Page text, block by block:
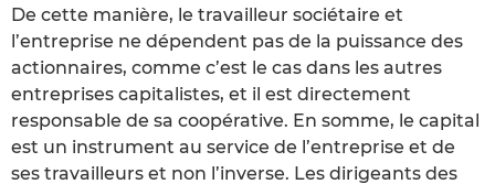
De cette manière, le travailleur sociétaire et
l’entreprise ne dépendent pas de la puissance des
actionnaires, comme c’est le cas dans les autres
entreprises capitalistes, et il est directement
responsable de sa coopérative. En somme, le capital
est un instrument au service de l’entreprise et de
ses travailleurs et non l’inverse. Les dirigeants des